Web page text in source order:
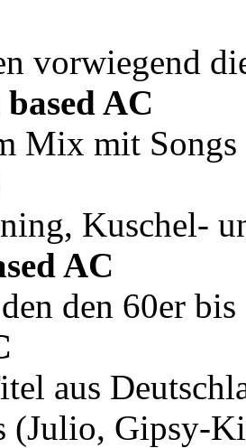
vorwiegend
AC
Mix mit Songs
Kuschel-
AC
den den 60er
aus
(Julio,